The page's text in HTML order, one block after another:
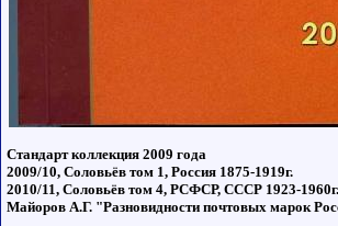
Стандарт коллекция 2009 года
2009/10, Соловьёв том 1, Россия 1875-1919г.
2010/11, Соловьёв том 4, РСФСР, СССР 1923-1960г.
Майоров А.Г. "Разновидности почтовых марок